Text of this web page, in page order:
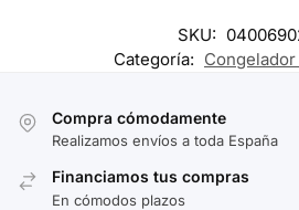
SKU:
Categoría:
Compra cómodamente
Realizamos envíos a toda España
Financiamos tus compras
En cómodos plazos